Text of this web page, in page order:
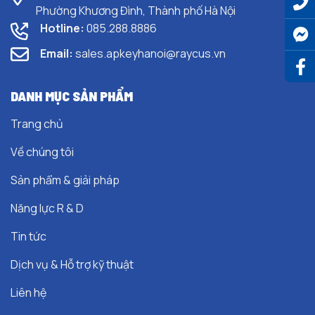
Phường Khương Đình, Thành phố Hà Nội
Hotline: 085.288.8886
Email: sales.apkeyhanoi@raycus.vn
DANH MỤC SẢN PHẨM
Trang chủ
Về chúng tôi
Sản phẩm & giải pháp
Năng lực R & D
Tin tức
Dịch vụ & Hỗ trợ kỹ thuật
Liên hệ